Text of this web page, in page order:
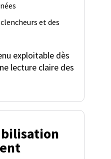
et des
exploitable dès
lecture claire des